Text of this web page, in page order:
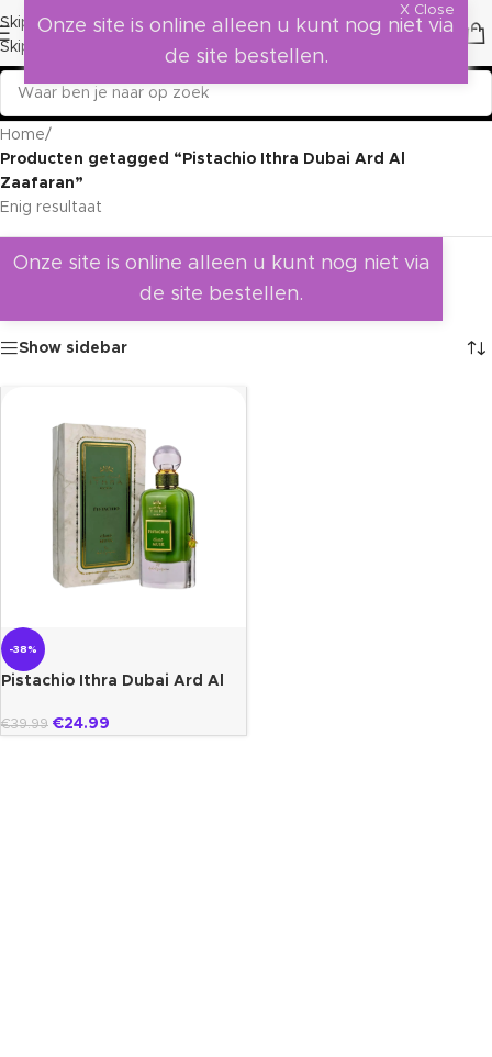
Skip to navigation
Skip to main content
Home/
Producten getagged “Pistachio Ithra Dubai Ard Al
Zaafaran”
Enig resultaat
Onze site is online alleen u kunt nog niet via
de site bestellen.
Show sidebar
-38%
Pistachio Ithra Dubai Ard Al
€39.99 €24.99
X Close
Onze site is online alleen u kunt nog niet via
de site bestellen.